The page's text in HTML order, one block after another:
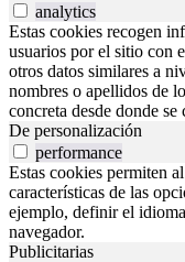
analytics
Estas cookies recogen
usuarios por el sitio con
otros datos similares a
nombres o apellidos de
concreta desde donde se
De personalización
performance
Estas cookies permiten
características de las
ejemplo, definir el
navegador.
Publicitarias